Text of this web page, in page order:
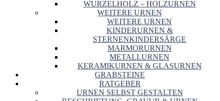
WURZELHOLZ – HOLZURNEN
WEITERE URNEN
WEITERE URNEN
KINDERURNEN &
STERNENKINDERSÄRGE
MARMORURNEN
METALLURNEN
KERAMIKURNEN & GLASURNEN
GRABSTEINE
RATGEBER
URNEN SELBST GESTALTEN